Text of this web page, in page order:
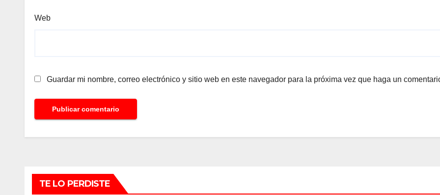
Web
Guardar mi nombre, correo electrónico y sitio web en este navegador para la próxima vez que haga un
TE LO PERDISTE